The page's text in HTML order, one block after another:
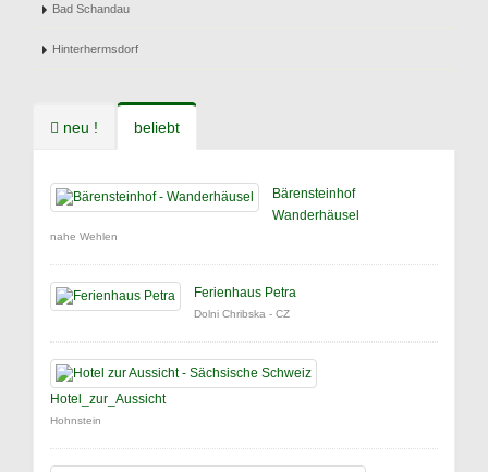
Bad Schandau
Hinterhermsdorf
neu ! beliebt
Bärensteinhof
Wanderhäusel
nahe Wehlen
Ferienhaus Petra
Dolni Chribska - CZ
Hotel_zur_Aussicht
Hohnstein